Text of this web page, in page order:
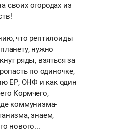
своих огородах из
что рептилоиды
нужно
ряды, взяться за
по одиночке,
ЕР, ОНФ и как один
Кормчего,
коммунизма-
знаем,
нового...